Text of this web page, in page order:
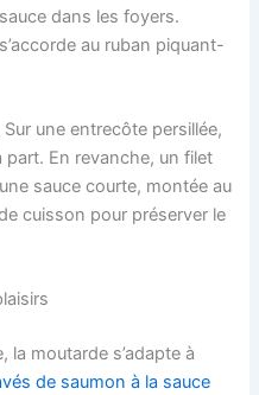
dans les foyers.
au ruban piquant-
une entrecôte persillée,
part. En revanche, un filet
sauce courte, montée au
cuisson pour préserver le
la moutarde s’adapte à
de saumon à la sauce